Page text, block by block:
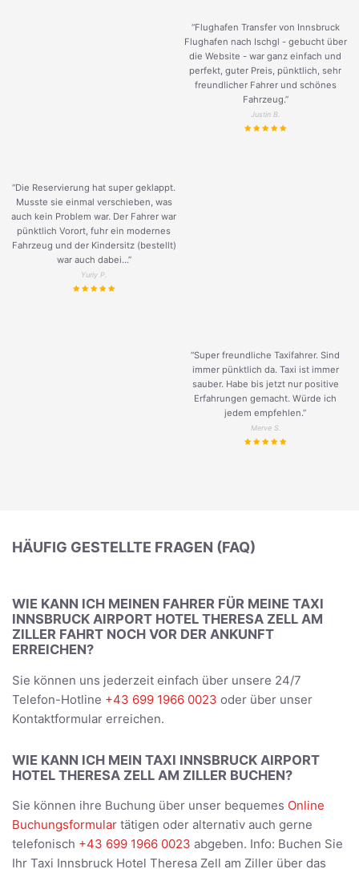
“Flughafen Transfer von Innsbruck
Flughafen nach Ischgl - gebucht über
die Website - war ganz einfach und
perfekt, guter Preis, pünktlich, sehr
freundlicher Fahrer und schönes
Fahrzeug.”
Justin B.
“Die Reservierung hat super geklappt.
Musste sie einmal verschieben, was
auch kein Problem war. Der Fahrer war
pünktlich Vorort, fuhr ein modernes
Fahrzeug und der Kindersitz (bestellt)
war auch dabei...”
Yuriy P.
“Super freundliche Taxifahrer. Sind
immer pünktlich da. Taxi ist immer
sauber. Habe bis jetzt nur positive
Erfahrungen gemacht. Würde ich
jedem empfehlen.”
Merve S.
HÄUFIG GESTELLTE FRAGEN (FAQ)
WIE KANN ICH MEINEN FAHRER FÜR MEINE TAXI
INNSBRUCK AIRPORT HOTEL THERESA ZELL AM
ZILLER FAHRT NOCH VOR DER ANKUNFT
ERREICHEN?
Sie können uns jederzeit einfach über unsere 24/7
Telefon-Hotline +43 699 1966 0023 oder über unser
Kontaktformular erreichen.
WIE KANN ICH MEIN TAXI INNSBRUCK AIRPORT
HOTEL THERESA ZELL AM ZILLER BUCHEN?
Sie können ihre Buchung über unser bequemes Online
Buchungsformular tätigen oder alternativ auch gerne
telefonisch +43 699 1966 0023 abgeben. Info: Buchen Sie
Ihr Taxi Innsbruck Hotel Theresa Zell am Ziller über das